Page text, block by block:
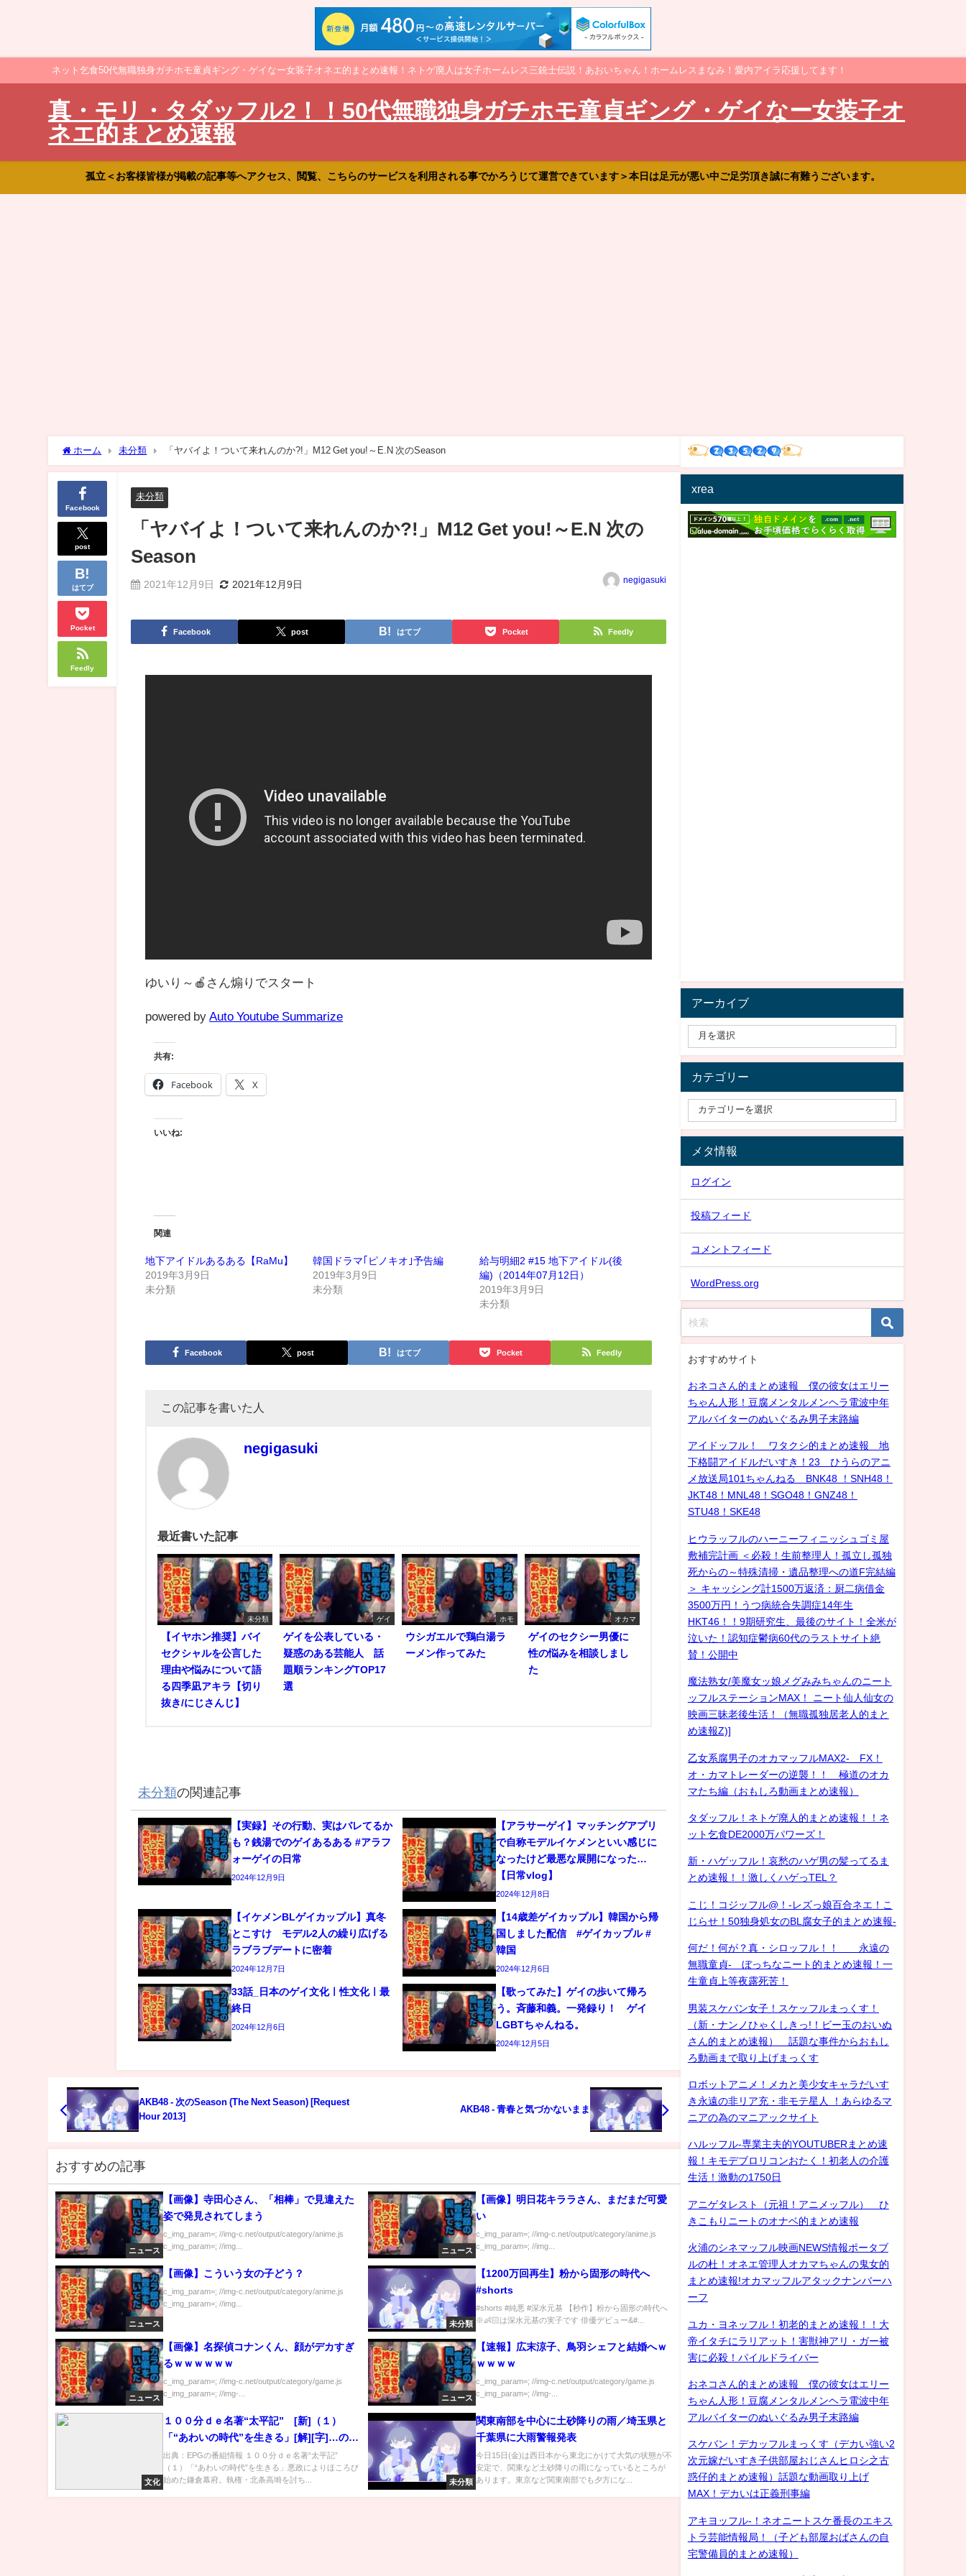
ネット乞食50代無職独身ガチホモ童貞ギング・ゲイなー女装子オネエ的まとめ速報！ネトゲ廃人は女子ホームレス三銃士伝説！あおいちゃん！ホームレスまなみ！愛内アイラ応援してます！
真・モリ・タダッフル2！！50代無職独身ガチホモ童貞ギング・ゲイなー女装子オ
ネエ的まとめ速報
孤立＜お客様皆様が掲載の記事等へアクセス、閲覧、こちらのサービスを利用される事でかろうじて運営できています＞本日は足元が悪い中ご足労頂き誠に有難うございます。
ホーム 未分類 「ヤバイよ！ついて来れんのか?!」M12 Get you!～E.N 次のSeason
Facebook
post
はてブ
Pocket
Feedly
未分類
「ヤバイよ！ついて来れんのか?!」M12 Get you!～E.N 次の
Season
2021年12月9日 2021年12月9日 negigasuki
Facebook post はてブ Pocket Feedly
ゆいり～🍎さん煽りでスタート
powered by Auto Youtube Summarize
共有:
Facebook X
いいね:
関連
地下アイドルあるある【RaMu】
2019年3月9日
未分類
韓国ドラマ｢ピノキオ｣予告編
2019年3月9日
未分類
給与明細2 #15 地下アイドル(後
編)（2014年07月12日）
2019年3月9日
未分類
Facebook post はてブ Pocket Feedly
この記事を書いた人
negigasuki
最近書いた記事
未分類
【イヤホン推奨】バイ
セクシャルを公言した
理由や悩みについて語
る四季凪アキラ【切り
抜き/にじさんじ】
ゲイ
ゲイを公表している・
疑惑のある芸能人 話
題順ランキングTOP17
選
ホモ
ウシガエルで鶏白湯ラ
ーメン作ってみた
オカマ
ゲイのセクシー男優に
性の悩みを相談しまし
た
未分類の関連記事
【実録】その行動、実はバレてるか
も？銭湯でのゲイあるある #アラフ
ォーゲイの日常
2024年12月9日
【アラサーゲイ】マッチングアプリ
で自称モデルイケメンといい感じに
なったけど最悪な展開になった…
【日常vlog】
2024年12月8日
【イケメンBLゲイカップル】真冬
とこすけ モデル2人の繰り広げる
ラブラブデートに密着
2024年12月7日
【14歳差ゲイカップル】韓国から帰
国しました配信 #ゲイカップル #
韓国
2024年12月6日
33話_日本のゲイ文化ㅣ性文化ㅣ最
終日
2024年12月6日
【歌ってみた】ゲイの歩いて帰ろ
う。斉藤和義。一発録り！ ゲイ
LGBTちゃんねる。
2024年12月5日
AKB48 - 次のSeason (The Next Season) [Request
Hour 2013]
AKB48 - 青春と気づかないまま
おすすめの記事
ニュース
【画像】寺田心さん、「相棒」で見違えた
姿で発見されてしまう
c_img_param=; //img-c.net/output/category/anime.js
c_img_param=; //img...
ニュース
【画像】明日花キララさん、まだまだ可愛
い
c_img_param=; //img-c.net/output/category/anime.js
c_img_param=; //img...
ニュース
【画像】こういう女の子どう？
c_img_param=; //img-c.net/output/category/anime.js
c_img_param=; //img...
未分類
【1200万回再生】粉から固形の時代へ
#shorts
#shorts #純悪 #深水元基 【秒作】粉から固形の時代へ
※👶🏻は深水元基の実子です 俳優デビュー&#...
ニュース
【画像】名探偵コナンくん、顔がデカすぎ
るｗｗｗｗｗｗ
c_img_param=; //img-c.net/output/category/game.js
c_img_param=; //img-...
ニュース
【速報】広末涼子、鳥羽シェフと結婚へｗ
ｗｗｗｗ
c_img_param=; //img-c.net/output/category/game.js
c_img_param=; //img-...
文化
１００分ｄｅ名著“太平記” [新]（１）
「“あわいの時代”を生きる」[解][字]…の番
組内容解析まとめ
出典：EPGの番組情報 １００分ｄｅ名著“太平記”
（１）「“あわいの時代”を生きる」悪政によりほころび
始めた鎌倉幕府。執権・北条高塒を討ち...
未分類
関東南部を中心に土砂降りの雨／埼玉県と
千葉県に大雨警報発表
今日15日(金)は西日本から東北にかけて大気の状態が不
安定で、関東など土砂降りの雨になっているところが
あります。東京など関東南部でも夕方にな...
xrea
アーカイブ
カテゴリー
メタ情報
ログイン
投稿フィード
コメントフィード
WordPress.org
おすすめサイト
おネコさん的まとめ速報 僕の彼女はエリー
ちゃん人形！豆腐メンタルメンヘラ電波中年
アルバイターのぬいぐるみ男子末路編
アイドッフル！ ワタクシ的まとめ速報 地
下格闘アイドルだいすき！23 ひうらのアニ
メ放送局101ちゃんねる BNK48 ！SNH48！
JKT48！MNL48！SGO48！GNZ48！
STU48！SKE48
ヒウラッフルのハーニーフィニッシュゴミ屋
敷補完計画 ＜必殺！生前整理人！孤立し孤独
死からの～特殊清掃・遺品整理への道F完結編
＞ キャッシング計1500万返済：厨二病借金
3500万円！うつ病統合失調症14年生
HKT46！！9期研究生、最後のサイト！全米が
泣いた！認知症鬱病60代のラストサイト絶
賛！公開中
魔法熟女/美魔女ッ娘メグみみちゃんのニート
ッフルステーションMAX！ ニート仙人仙女の
映画三昧老後生活！（無職孤独居老人的まと
め速報Z)]
乙女系腐男子のオカマッフルMAX2- FX！
オ・カマトレーダーの逆襲！！ 極道のオカ
マたち編（おもしろ動画まとめ速報）
タダッフル！ネトゲ廃人的まとめ速報！！ネ
ット乞食DE2000万パワーズ！
新・ハゲッフル！哀愁のハゲ男の髪ってるま
とめ速報！！激しくハゲっTEL？
こじ！コジッフル@！-レズっ娘百合ネエ！こ
じらせ！50独身処女のBL腐女子的まとめ速報-
何だ！何が？真・シロッフル！！ 永遠の
無職童貞- ぼっちなニート的まとめ速報！一
生童貞上等夜露死苦！
男装スケバン女子！スケッフルまっくす！
（新・ナンノひゃくしきっ!！ビー玉のおいぬ
さん的まとめ速報） 話題な事件からおもし
ろ動画まで取り上げまっくす
ロボットアニメ！メカと美少女キャラだいす
き永遠の非リア充・非モテ星人 ！あらゆるマ
ニアの為のマニアックサイト
ハルッフル-専業主夫的YOUTUBERまとめ速
報！キモデブロリコンおたく！初老人の介護
生活！激動の1750日
アニゲタレスト（元祖！アニメッフル） ひ
きこもりニートのオナベ的まとめ速報
火浦のシネマッフル映画NEWS情報ポータブ
ルの杜！オネエ管理人オカマちゃんの鬼女的
まとめ速報!オカマッフルアタックナンバーハ
ーフ
ユカ・ヨネッフル！初老的まとめ速報！！大
帝イタチにラリアット！害獣神アリ・ガー被
害に必殺！パイルドライバー
おネコさん的まとめ速報 僕の彼女はエリー
ちゃん人形！豆腐メンタルメンヘラ電波中年
アルバイターのぬいぐるみ男子末路編
スケバン！デカッフルまっくす（デカい強い2
次元嫁だいすき子供部屋おじさんヒロシ之古
惑仔的まとめ速報）話題な動画取り上げ
MAX！デカいは正義刑事編
アキヨッフル-！ネオニートスケ番長のエキス
トラ芸能情報局！（子ども部屋おばさんの自
宅警備員的まとめ速報）